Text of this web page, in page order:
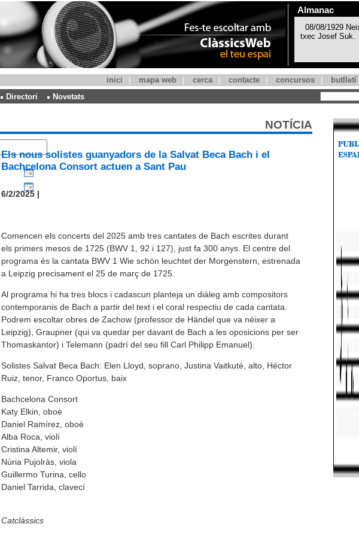
Almanac
inici mapa web cerca contacte concursos butlletí
Directori Novetats
NOTÍCIA
Els nous solistes guanyadors de la Salvat Beca Bach i el
Bachcelona Consort actuen a Sant Pau
6/2/2025 |
Comencen els concerts del 2025 amb tres cantates de Bach escrites durant
els primers mesos de 1725 (BWV 1, 92 i 127), just fa 300 anys. El centre del
programa és la cantata BWV 1 Wie schön leuchtet der Morgenstern, estrenada
a Leipzig precisament el 25 de març de 1725.
Al programa hi ha tres blocs i cadascun planteja un diàleg amb compositors
contemporanis de Bach a partir del text i el coral respectiu de cada cantata.
Podrem escoltar obres de Zachow (professor de Händel que va néixer a
Leipzig), Graupner (qui va quedar per davant de Bach a les oposicions per ser
Thomaskantor) i Telemann (padrí del seu fill Carl Philipp Emanuel).
Solistes Salvat Beca Bach: Elen Lloyd, soprano, Justina Vaitkuté, alto, Héctor
Ruiz, tenor, Franco Oportus, baix
Bachcelona Consort
Katy Elkin, oboè
Daniel Ramírez, oboè
Alba Roca, violí
Cristina Altemir, violí
Núria Pujolràs, viola
Guillermo Turina, cello
Daniel Tarrida, clavecí
Catclàssics